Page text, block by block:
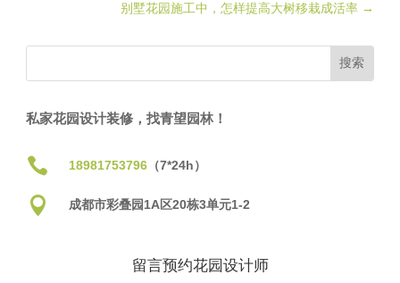
别墅花园施工中，怎样提高大树移栽成活率→
私家花园设计装修，找青望园林！
 18981753796（7*24h）
 成都市彩叠园1A区20栋3单元1-2
留言预约花园设计师